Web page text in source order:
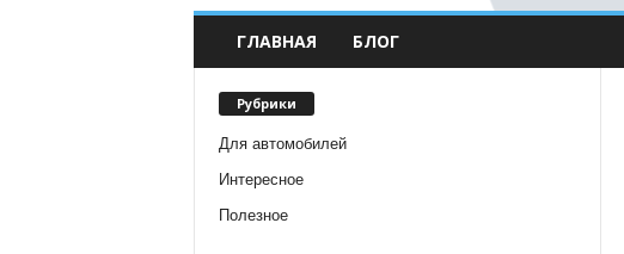
ГЛАВНАЯ БЛОГ
Рубрики
Для автомобилей
Интересное
Полезное